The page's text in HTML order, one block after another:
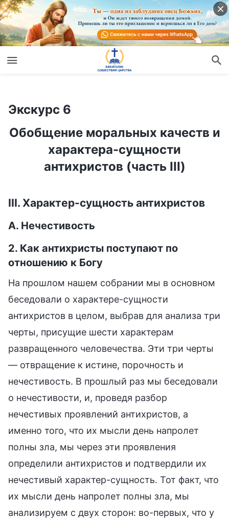
Экскурс 6
Экскурс 6
Обобщение моральных качеств и
характера-сущности
антихристов (часть III)
III. Характер-сущность антихристов
А. Нечестивость
2. Как антихристы поступают по
отношению к Богу
На прошлом нашем собрании мы в основном
беседовали о характере-сущности
антихристов в целом, выбрав для анализа три
черты, присущие шести характерам
развращенного человечества. Эти три черты
— отвращение к истине, порочность и
нечестивость. В прошлый раз мы беседовали
о нечестивости, и, проведя разбор
нечестивых проявлений антихристов, а
именно того, что их мысли день напролет
полны зла, мы через эти проявления
определили антихристов и подтвердили их
нечестивый характер-сущность. Тот факт, что
их мысли день напролет полны зла, мы
анализируем с двух сторон: во-первых, что у